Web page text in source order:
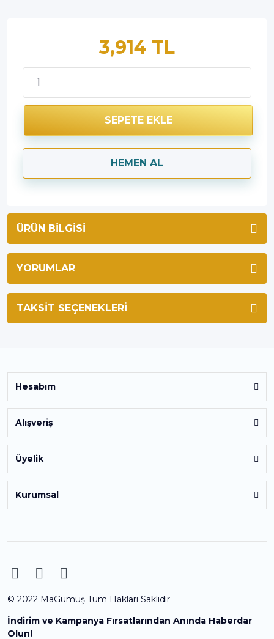
3,914 TL
SEPETE EKLE
HEMEN AL
ÜRÜN BILGISI
YORUMLAR
TAKSIT SEÇENEKLERI
Hesabım
Alışveriş
Üyelik
Kurumsal
© 2022 MaGümüş Tüm Hakları Saklıdır
İndirim ve Kampanya Fırsatlarından Anında Haberdar
Olun!